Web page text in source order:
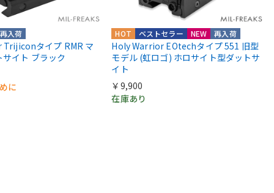
再入荷
タイプ RMR マ
イト ブラック
に
HOT NEW 再入荷
ベストセラー
Holy Warrior EOtechタイプ 551 旧型
モデル (虹ロゴ) ホロサイト型ダットサ
イト
￥9,900
在庫あり